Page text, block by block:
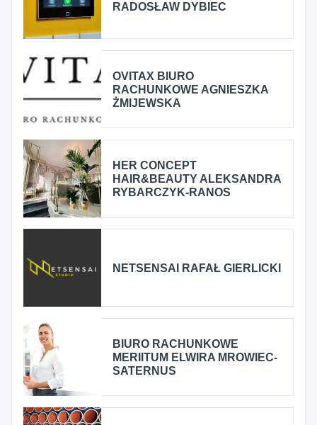
RADOSŁAW DYBIEC
OVITAX BIURO
RACHUNKOWE AGNIESZKA
ŻMIJEWSKA
HER CONCEPT
HAIR&BEAUTY ALEKSANDRA
RYBARCZYK-RANOS
NETSENSAI RAFAŁ GIERLICKI
BIURO RACHUNKOWE
MERIITUM ELWIRA MROWIEC-
SATERNUS